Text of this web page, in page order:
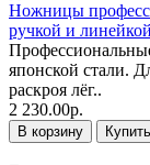
Ножницы
ручкой и
японской стали.
раскроя лёг..
2 230.00р.
В корзину